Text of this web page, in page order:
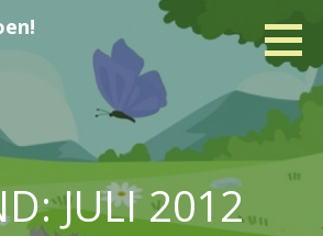
JULI 2012